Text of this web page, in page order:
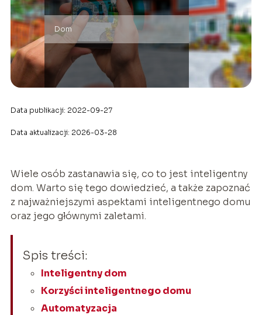
Dom
Data publikacji: 2022-09-27
Data aktualizacji: 2026-03-28
Wiele osób zastanawia się, co to jest inteligentny
dom. Warto się tego dowiedzieć, a także zapoznać
z najważniejszymi aspektami inteligentnego domu
oraz jego głównymi zaletami.
Spis treści:
Inteligentny dom
Korzyści inteligentnego domu
Automatyzacja